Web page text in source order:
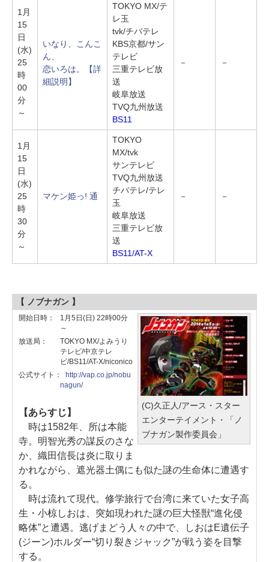
1月
15
日
(水)
25
時
00
分
～
いなり、こんこ
ん、
恋いろは。
【詳
細説明】
TOKYO MX/テ
レ玉
tvk/チバテレ
KBS京都/サン
テレビ
三重テレビ放
送
岐阜放送
TVQ九州放送
BS11
－ －
1月
15
日
(水)
25
時
30
分
～
マケン姫っ! 通
TOKYO
MX/tvk
サンテレビ
TVQ九州放送
チバテレ/テレ
玉
岐阜放送
三重テレビ放
送
BS11/AT-X
－ －
【 ノブナガン 】
(C)久正人/アース・スター
エンターテイメント・「ノ
ブナガン製作委員会」
開始日時：
1月5日(日) 22時00分
～
放送局：
TOKYO MX/よみうり
テレビ/中京テレ
ビ/BS11/AT-X/niconico
公式サイト：
http://vap.co.jp/nobu
nagun/
【あらすじ】
時は1582年、所は本能
寺。明智光秀の謀反のさな
か、織田信長は炎に取りま
かれながら、遮光器土偶にも似た謎の生命体に遭遇す
る。
時は流れて現代。修学旅行で台湾に来ていた女子高
生・小椋しおは、突如現われた謎の巨大怪獣“進化侵
略体”と遭遇。逃げまどう人々の中で、しおはE遺伝子
(ジーン)ホルダー“切り裂きジャック”が戦う姿を目撃
する。